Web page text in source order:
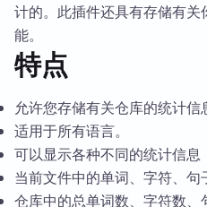
计的。此插件还具有存储有
能。
特点
允许您存储有关仓库的统计信
适用于所有语言。
可以显示各种不同的统计信息
当前文件中的单词、字符、句
仓库中的总单词数、字符数